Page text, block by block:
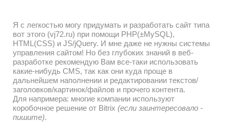
Я с легкостью могу придумать и разработать сайт типа
вот этого (vj72.ru) при помощи PHP(±MySQL),
HTML(CSS) и JS/jQuery. И мне даже не нужны системы
управления сайтом! Но без глубоких знаний в веб-
разработке рекомендую Вам все-таки использовать
какие-нибудь CMS, так как они куда проще в
дальнейшем наполнении и редактировании текстов/
заголовков/картинок/файлов и прочего контента.
Для напримера: многие компании используют
коробочное решение от Bitrix (если заинтересовало -
пишите).